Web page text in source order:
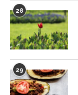
28
29